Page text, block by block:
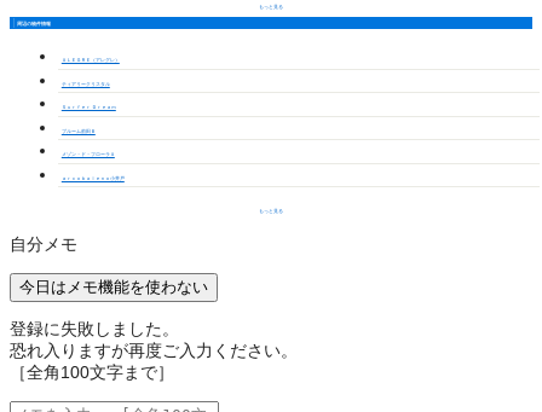
もっと見る
周辺の物件情報
ＡＬＥＧＲＥ（アレグレ）
ティアリークリスタル
Ｓｕｒｆｅｒ Ｄｒｅａｍ
ブルーム前田Ｂ
メゾン・ド・フローラＡ
ａｒｃｏｂａｌｅｎｏ小井戸
もっと見る
自分メモ
今日はメモ機能を使わない
登録に失敗しました。
恐れ入りますが再度ご入力ください。
［全角100文字まで］